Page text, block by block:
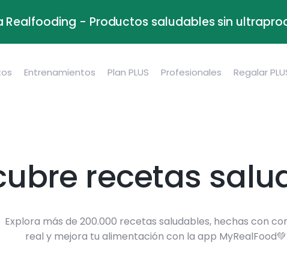
Realfooding - Productos saludables sin
Entrenamientos Plan PLUS Profesionales Regalar
recetas
Explora más de 200.000 recetas saludables, hechas con
real y mejora tu alimentación con la app MyRealFood💚